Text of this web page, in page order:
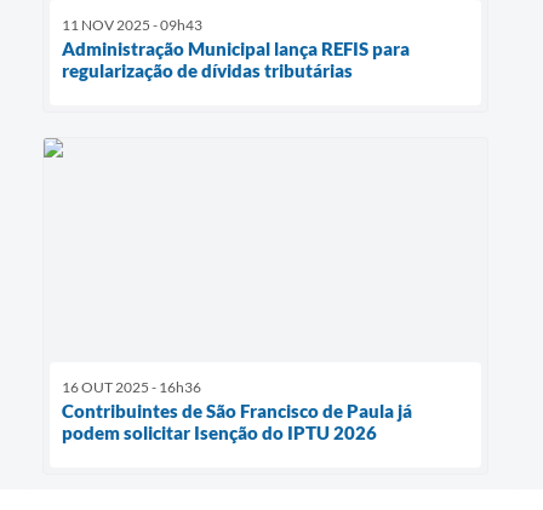
11 NOV 2025 - 09h43
Administração Municipal lança REFIS para
regularização de dívidas tributárias
16 OUT 2025 - 16h36
Contribuintes de São Francisco de Paula já
podem solicitar Isenção do IPTU 2026